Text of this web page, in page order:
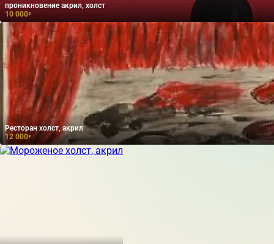
проникновение акрил, холст
10 000₽
Ресторан холст, акрил
12 000₽